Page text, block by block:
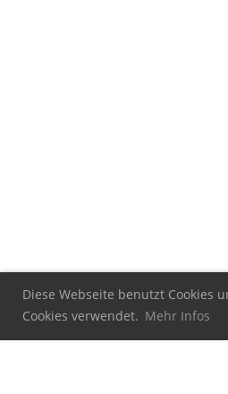
Diese Webseite benutzt Cookies
Cookies verwendet. Mehr Infos